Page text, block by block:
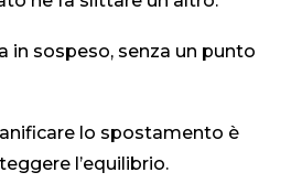
in sospeso, senza un punto
lo spostamento è
l’equilibrio.